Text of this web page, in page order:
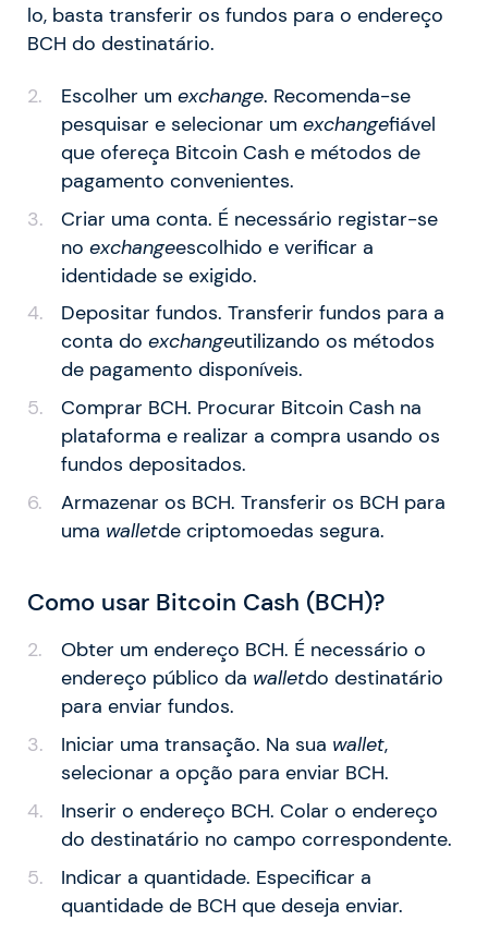
lo, basta transferir os fundos para o endereço
BCH do destinatário.
Escolher um exchange. Recomenda-se
pesquisar e selecionar um exchangefiável
que ofereça Bitcoin Cash e métodos de
pagamento convenientes.
Criar uma conta. É necessário registar-se
no exchangeescolhido e verificar a
identidade se exigido.
Depositar fundos. Transferir fundos para a
conta do exchangeutilizando os métodos
de pagamento disponíveis.
Comprar BCH. Procurar Bitcoin Cash na
plataforma e realizar a compra usando os
fundos depositados.
Armazenar os BCH. Transferir os BCH para
uma walletde criptomoedas segura.
Como usar Bitcoin Cash (BCH)?
Obter um endereço BCH. É necessário o
endereço público da walletdo destinatário
para enviar fundos.
Iniciar uma transação. Na sua wallet,
selecionar a opção para enviar BCH.
Inserir o endereço BCH. Colar o endereço
do destinatário no campo correspondente.
Indicar a quantidade. Especificar a
quantidade de BCH que deseja enviar.